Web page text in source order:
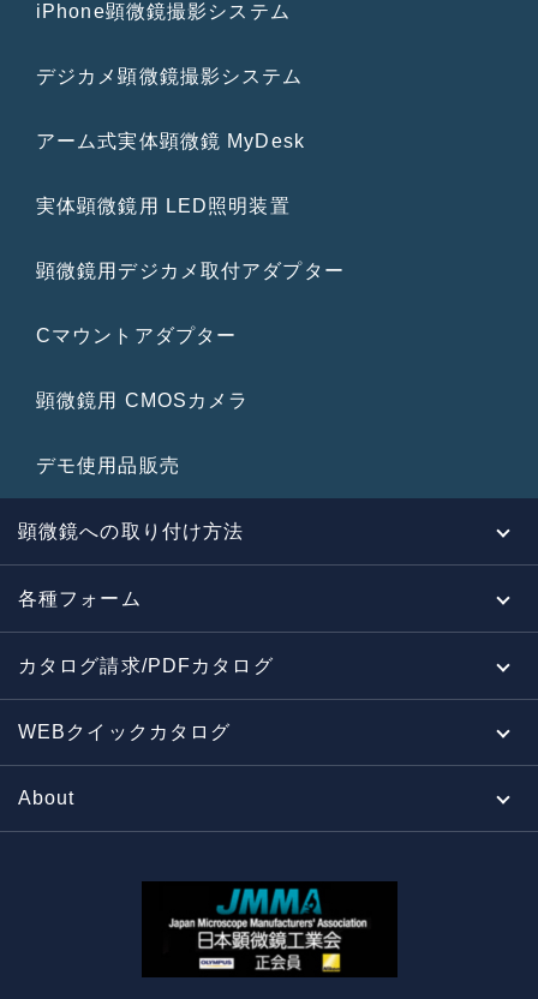
iPhone顕微鏡撮影システム
デジカメ顕微鏡撮影システム
アーム式実体顕微鏡 MyDesk
実体顕微鏡用 LED照明装置
顕微鏡用デジカメ取付アダプター
Cマウントアダプター
顕微鏡用 CMOSカメラ
デモ使用品販売
顕微鏡への取り付け方法
各種フォーム
カタログ請求/PDFカタログ
WEBクイックカタログ
About